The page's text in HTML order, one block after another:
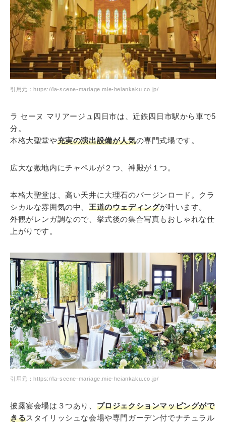
引用元：https://la-scene-mariage.mie-heiankaku.co.jp/
ラ セーヌ マリアージュ四日市は、近鉄四日市駅から車で5
分。
本格大聖堂や充実の演出設備が人気の専門式場です。
広大な敷地内にチャペルが２つ、神殿が１つ。
本格大聖堂は、高い天井に大理石のバージンロード。クラ
シカルな雰囲気の中、 王道のウェディングが叶います。
外観がレンガ調なので、挙式後の集合写真もおしゃれな仕
上がりです。
引用元：https://la-scene-mariage.mie-heiankaku.co.jp/
披露宴会場は３つあり、 プロジェクションマッピングがで
きるスタイリッシュな会場や専門ガーデン付でナチュラル